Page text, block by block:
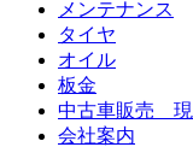
メンテナンス
タイヤ
オイル
板金
中古車販売 現
会社案内